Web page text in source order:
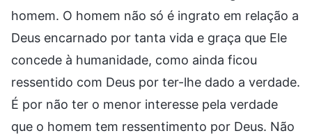
homem. O homem não só é ingrato em relação a
Deus encarnado por tanta vida e graça que Ele
concede à humanidade, como ainda ficou
ressentido com Deus por ter-lhe dado a verdade.
É por não ter o menor interesse pela verdade
que o homem tem ressentimento por Deus. Não